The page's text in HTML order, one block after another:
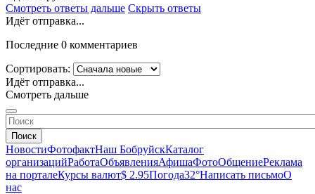
Смотреть ответы дальше Скрыть ответы
Идёт отправка...
Последние 0 комментариев
Сортировать:
Идёт отправка...
Смотреть дальше
Поиск
НовостиФотофактНаш БобруйскКаталог
организацийРаботаОбъявленияАфишаФотоОбщениеРеклама
на порталеКурсы валют$ 2.95Погода32°Написать письмоО
нас